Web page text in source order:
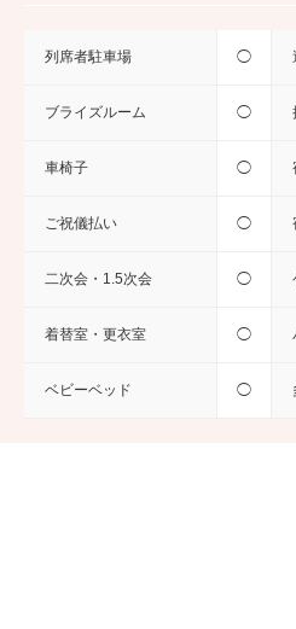
列席者駐車場 ◯
ブライズルーム ◯
車椅子 ◯
ご祝儀払い ◯
二次会・1.5次会 ◯
着替室・更衣室 ◯
ベビーベッド ◯